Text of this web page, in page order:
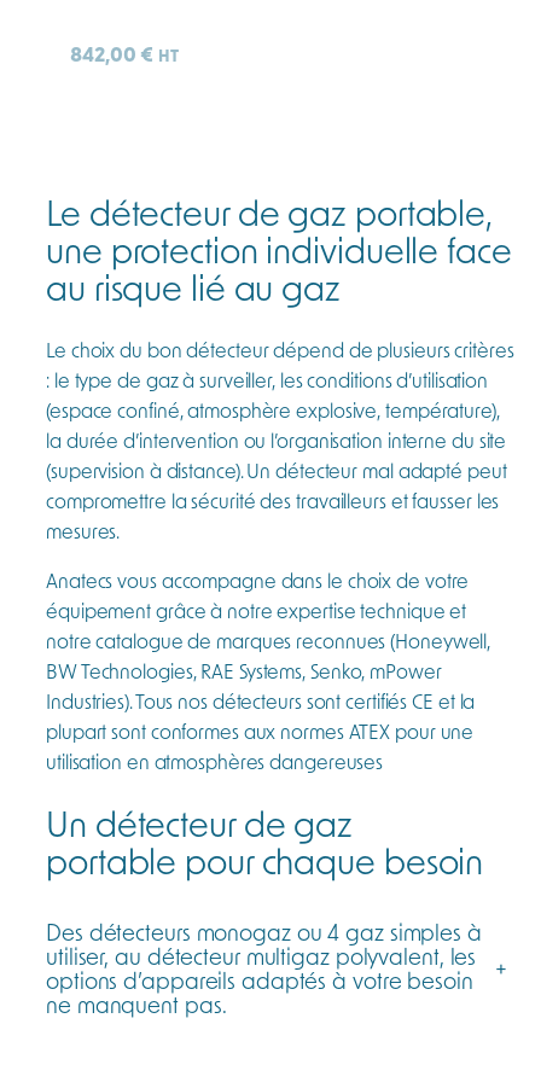
842,00 € HT
Le détecteur de gaz portable,
une protection individuelle face
au risque lié au gaz
Le choix du bon détecteur dépend de plusieurs critères
: le type de gaz à surveiller, les conditions d’utilisation
(espace confiné, atmosphère explosive, température),
la durée d’intervention ou l’organisation interne du site
(supervision à distance). Un détecteur mal adapté peut
compromettre la sécurité des travailleurs et fausser les
mesures.
Anatecs vous accompagne dans le choix de votre
équipement grâce à notre expertise technique et
notre catalogue de marques reconnues (Honeywell,
BW Technologies, RAE Systems, Senko, mPower
Industries). Tous nos détecteurs sont certifiés CE et la
plupart sont conformes aux normes ATEX pour une
utilisation en atmosphères dangereuses
Un détecteur de gaz
portable pour chaque besoin
Des détecteurs monogaz ou 4 gaz simples à
utiliser, au détecteur multigaz polyvalent, les
options d’appareils adaptés à votre besoin
ne manquent pas.
+